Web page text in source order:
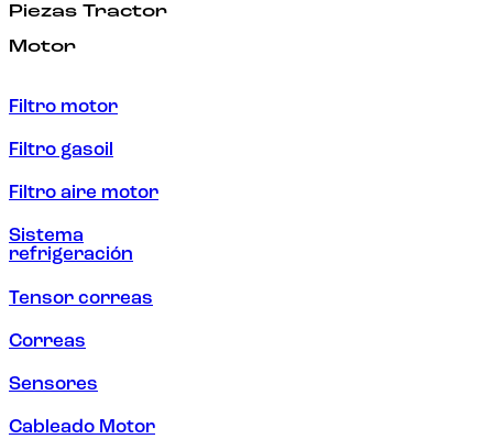
Piezas Tractor
Motor
Filtro motor
Filtro gasoil
Filtro aire motor
Sistema
refrigeración
Tensor correas
Correas
Sensores
Cableado Motor